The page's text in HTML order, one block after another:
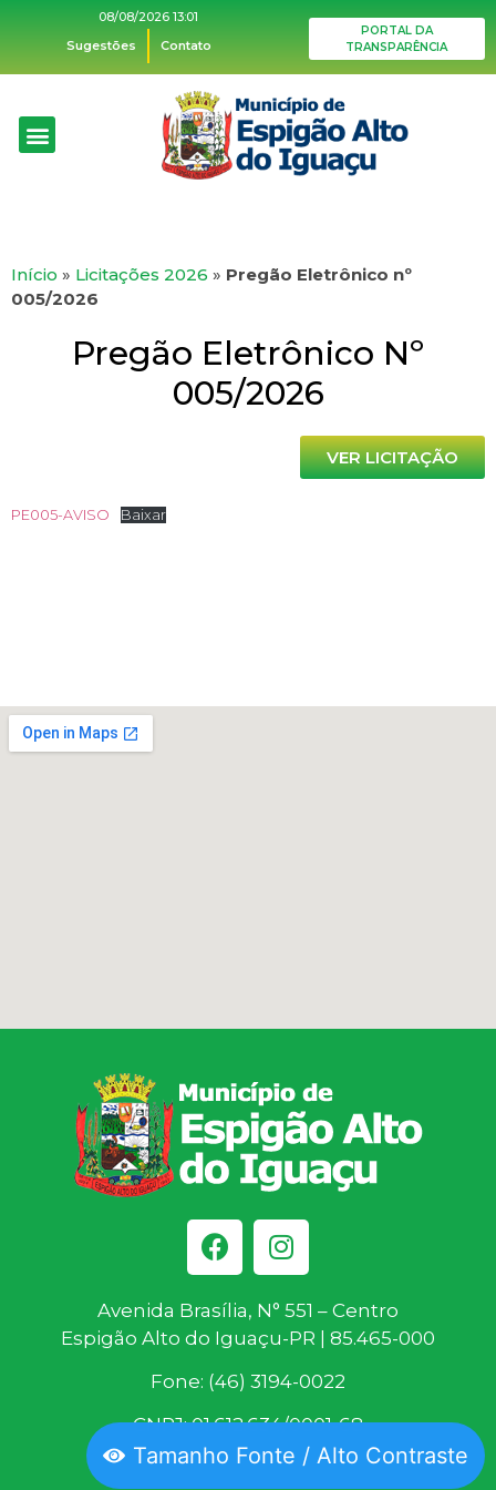
08/08/2026 13:01
Sugestões
Contato
PORTAL DA
TRANSPARÊNCIA
Início » Licitações 2026 » Pregão Eletrônico nº
005/2026
Pregão Eletrônico Nº
005/2026
VER LICITAÇÃO
PE005-AVISO Baixar
Avenida Brasília, N° 551 – Centro
Espigão Alto do Iguaçu-PR | 85.465-000
Fone: (46) 3194-0022
CNPJ: 01.612.634/0001-68
Tamanho Fonte / Alto Contraste